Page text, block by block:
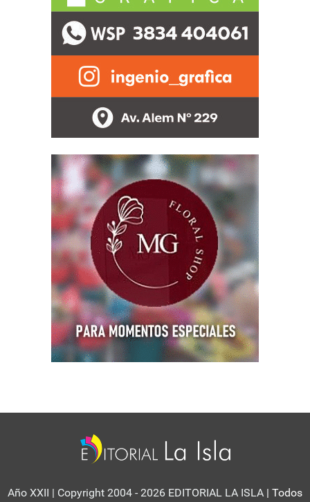
Año XXII | Copyright 2004 - 2026 EDITORIAL LA ISLA | Todos